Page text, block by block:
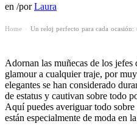
en /porLaura
Home Un reloj perfecto para cada ocasión:
Adornan las muñecas de los
glamour a cualquier traje, por
elegantes se han considerado
de estatus y cautivan sobre todo
Aquí puedes averiguar todo
están especialmente de moda en